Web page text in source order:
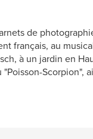
de
français, au
à un jardin en
Scorpion",